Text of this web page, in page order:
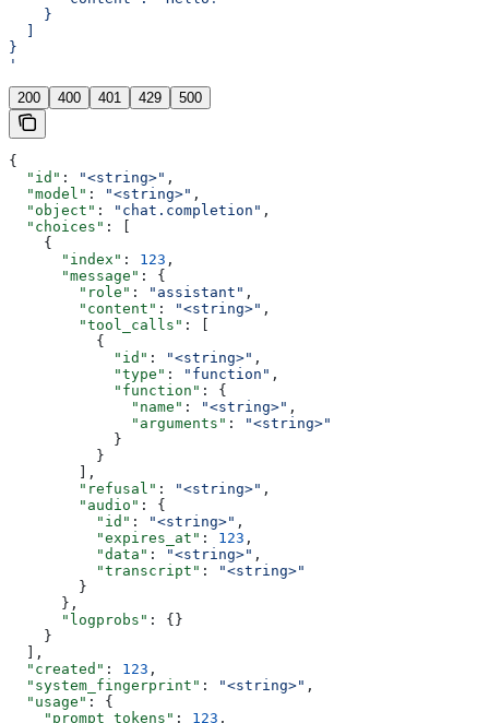
    }
}
'
200 400 401 429 500
{
  "id"
: "<string>" ,
  "model"
: "<string>" ,
  "object"
: "chat.completion" ,
  "choices"
: [
    {
      "index"
: 123 ,
      "message"
: {
        "role"
: "assistant" ,
        "content"
: "<string>" ,
        "tool_calls"
: [
          {
            "id"
: "<string>" ,
            "type"
: "function" ,
            "function"
: {
              "name"
: "<string>" ,
              "arguments"
:
"<string>"
            }
          }
        ],
        "refusal"
: "<string>" ,
        "audio"
: {
          "id"
: "<string>" ,
          "expires_at"
: 123 ,
          "data"
: "<string>" ,
          "transcript"
:
"<string>"
        }
      },
      "logprobs"
: {}
    }
  ],
  "created"
: 123 ,
  "system_fingerprint"
: "<string>" ,
  "usage"
: {
    "prompt_tokens"
: 123 ,